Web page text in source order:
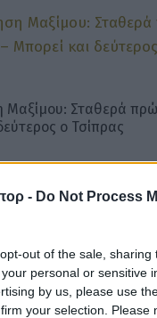
- Do Not Process
out of the sale, sharing
personal or sensitive
by us, please use
your selection. Please
Σταθερά
ο Τσίπρας